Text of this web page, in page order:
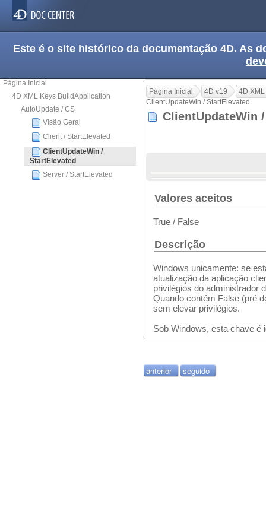
Este é o site histórico da documentação 4D. As
Página Inicial
4D XML Keys BuildApplication
AutoUpdate / CS
Visão Geral
Client / StartElevated
ClientUpdateWin /
StartElevated
Server / StartElevated
Página Inicial 4D v19
4D
ClientUpdateWin / StartElevated
Valores aceitos
True / False
Descrição
Windows unicamente: se
atualização da aplicação
privilégios do administrador
Quando contém False (pré
sem elevar privilégios.
Sob Windows, esta chave é
anterior seguido